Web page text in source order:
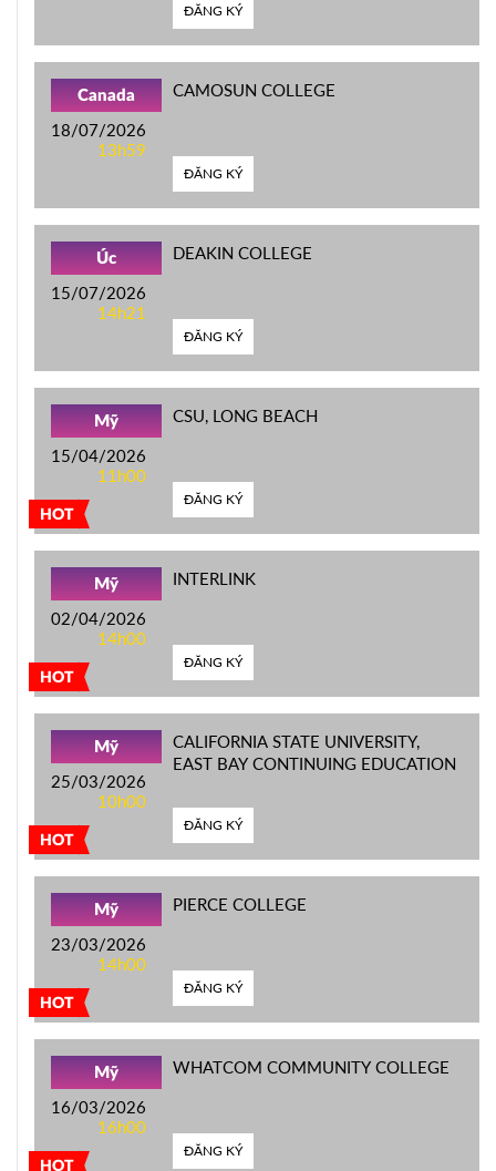
ĐĂNG KÝ
Canada
18/07/2026
13h59
CAMOSUN COLLEGE
ĐĂNG KÝ
Úc
15/07/2026
14h21
DEAKIN COLLEGE
ĐĂNG KÝ
HOT
Mỹ
15/04/2026
11h00
CSU, LONG BEACH
ĐĂNG KÝ
HOT
Mỹ
02/04/2026
14h00
INTERLINK
ĐĂNG KÝ
HOT
Mỹ
25/03/2026
10h00
CALIFORNIA STATE UNIVERSITY,
EAST BAY CONTINUING EDUCATION
ĐĂNG KÝ
HOT
Mỹ
23/03/2026
14h00
PIERCE COLLEGE
ĐĂNG KÝ
HOT
Mỹ
16/03/2026
16h00
WHATCOM COMMUNITY COLLEGE
ĐĂNG KÝ